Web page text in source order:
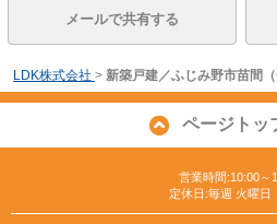
メールで共有する
LDK株式会社 > 新築戸建／ふじみ野市苗間（
ページトッ
営業時間:10:00～
定休日:毎週 火曜日